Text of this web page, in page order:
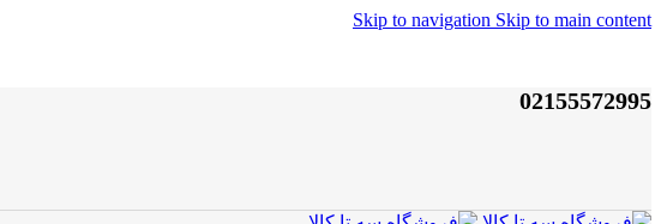
Skip to navigation Skip to main content
02155572995